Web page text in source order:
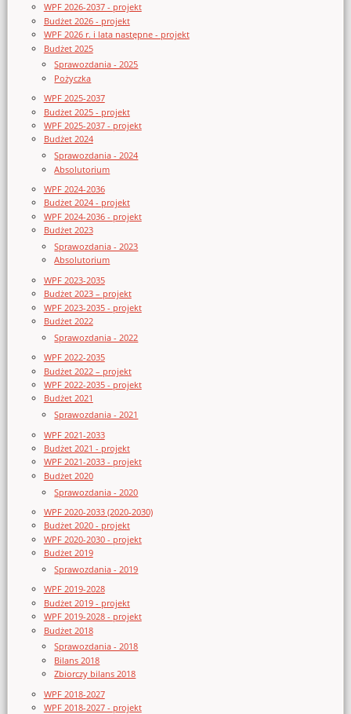
WPF 2026-2037 - projekt
Budżet 2026 - projekt
WPF 2026 r. i lata następne - projekt
Budżet 2025
Sprawozdania - 2025
Pożyczka
WPF 2025-2037
Budżet 2025 - projekt
WPF 2025-2037 - projekt
Budżet 2024
Sprawozdania - 2024
Absolutorium
WPF 2024-2036
Budżet 2024 - projekt
WPF 2024-2036 - projekt
Budżet 2023
Sprawozdania - 2023
Absolutorium
WPF 2023-2035
Budżet 2023 – projekt
WPF 2023-2035 - projekt
Budżet 2022
Sprawozdania - 2022
WPF 2022-2035
Budżet 2022 – projekt
WPF 2022-2035 - projekt
Budżet 2021
Sprawozdania - 2021
WPF 2021-2033
Budżet 2021 - projekt
WPF 2021-2033 - projekt
Budżet 2020
Sprawozdania - 2020
WPF 2020-2033 (2020-2030)
Budżet 2020 - projekt
WPF 2020-2030 - projekt
Budżet 2019
Sprawozdania - 2019
WPF 2019-2028
Budżet 2019 - projekt
WPF 2019-2028 - projekt
Budżet 2018
Sprawozdania - 2018
Bilans 2018
Zbiorczy bilans 2018
WPF 2018-2027
WPF 2018-2027 - projekt